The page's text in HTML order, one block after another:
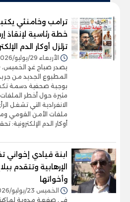
ترامب وخامنئي
خطة رئاسية لإنقاذ
تزلزل أوكار الدم
الأربعاء 29/يوليو/2026 - 04:16 م
المطبوع الجديد من
بوجبة صحفية دسمة
مثيرة حول أخطر
الانفرادية التي تشغل
ملفات الأمن القومي
أوكار الدم الإلكترونية:
ابنة قيادي
الإرهابية وتتقدم
وأخواتها
الخميس 23/يوليو/2026 - 03:38 ص
في صفعة مدوية